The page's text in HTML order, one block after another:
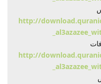
http://
http://